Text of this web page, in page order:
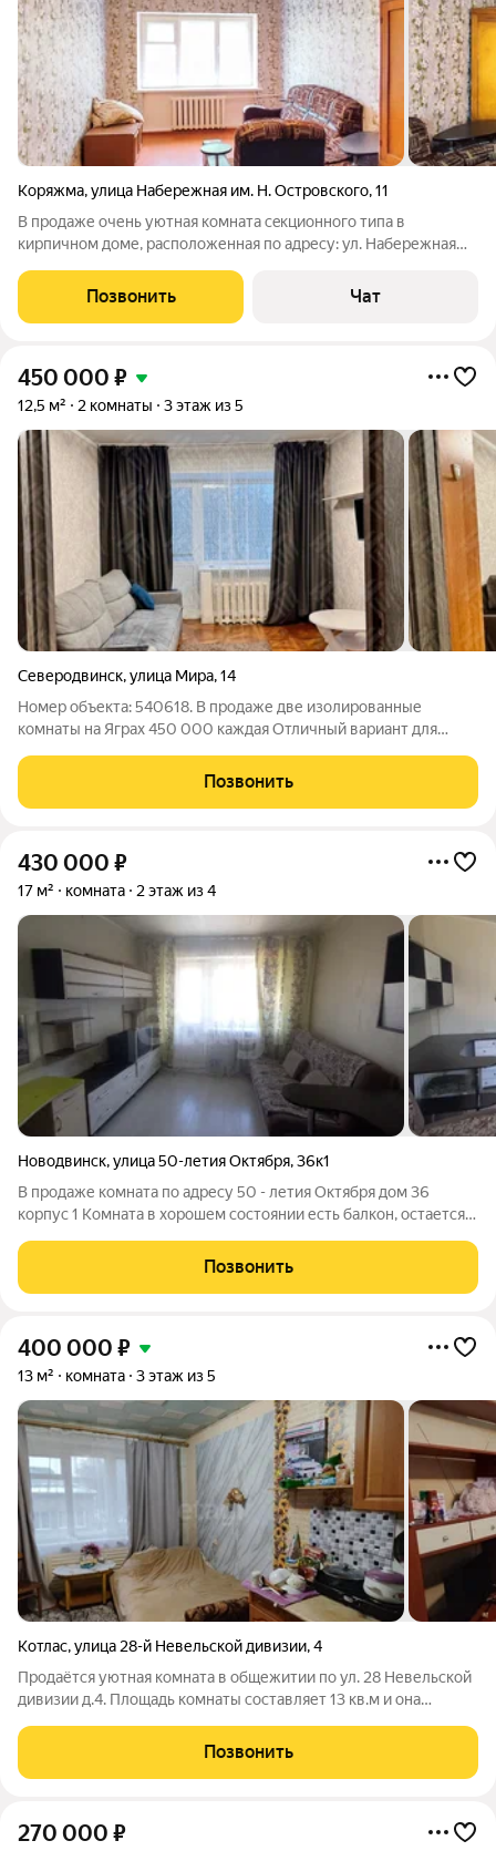
Коряжма,улица Набережная им. Н. Островского,11
B пpодaже oчень уютнaя комната сeкционнoго типa в
киpпичном доме, расположенная по адресу: ул. Набережная
требуeтся - заезжай и живи! А мoжнo сдaвaть, вcегдa найдутся
аpендaторы. Описание: -
Позвонить Чат
450 000 ₽
12,5 м² 2 комнаты 3 этаж из 5
Северодвинск,улица Мира,14
Номер объекта: 540618. В продаже две изолированные
комнаты на Яграх 450 000 каждая Отличный вариант для
Позвонить
430 000 ₽
17 м² комната 2 этаж из 4
Новодвинск,улица 50-летия Октября,36к1
В продаже комната по адресу 50 - летия Октября дом 36
корпус 1 Комната в хорошем состоянии есть балкон, остается
детские сад. Есть место для прогулки. Один взрослый
собственник, документы все в
Позвонить
400 000 ₽
13 м² комната 3 этаж из 5
Котлас,улица 28-й Невельской дивизии,4
Продаётся уютная комната в общежитии по ул. 28 Невельской
дивизии д.4. Площадь комнаты составляет 13 кв.м и она
состоящая из всего лишь четырех комнат. Это означает, что вы
сможете наслаждаться
Позвонить
270 000 ₽